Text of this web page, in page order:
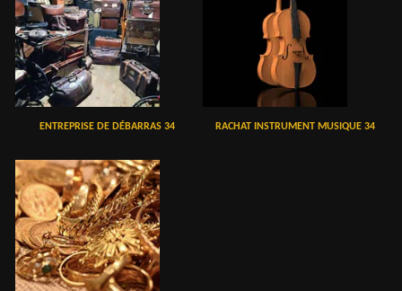
ENTREPRISE DE DÉBARRAS 34 RACHAT INSTRUMENT MUSIQUE 34